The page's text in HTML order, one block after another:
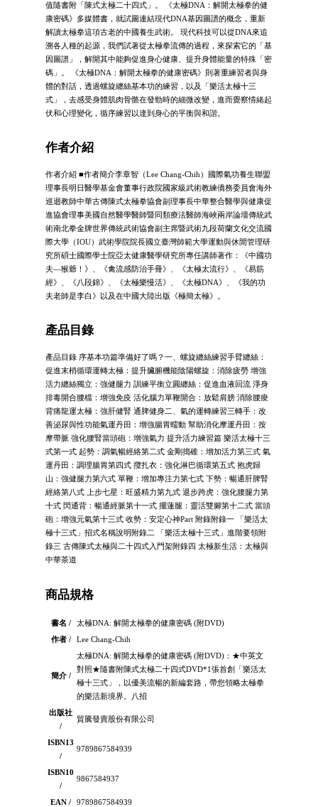
值隨書附「陳式太極二十四式」。 《太極DNA：解開太極拳的健
康密碼》多媒體書，就試圖連結現代DNA基因圖譜的概念，重新
解讀太極拳這項古老的中國養生武術。 現代科技可以從DNA來追
溯各人種的起源，我們試著從太極拳流傳的過程，來探索它的「基
因圖譜」，解開其中能夠促進身心健康、提升身體能量的特殊「密
碼」。 《太極DNA：解開太極拳的健康密碼》則著重練習者與身
體的對話，透過螺旋纏絲基本功的練習，以及「樂活太極十三
式」，去感受身體肌肉骨骼在發勁時的細微改變，進而覺察情緒起
伏和心理變化，循序練習以達到身心的平衡與和諧。
作者介紹
作者介紹 ■作者簡介李章智（Lee Chang-Chih）國際氣功養生聯盟
理事長明日醫學基金會董事行政院國家級武術教練僑務委員會海外
巡迴教師中華古傳陳式太極拳協會副理事長中華整合醫學與健康促
進協會理事美國自然醫學醫師暨同類療法醫師海峽兩岸論壇傳統武
術南北拳金牌世界傳統武術協會副主席暨武術九段荷蘭文化交流國
際大學（IOU）武術學院院長國立臺灣師範大學運動與休閒管理研
究所碩士國際學士院亞太健康醫學研究所專任講師著作：《中國功
夫—猴爺！》、《禽流感防治手冊》、《太極太流行》、《易筋
經》、《八段錦》、《太極樂慢活》、《太極DNA》、《我的功
夫老師是李白》以及在中國大陸出版《極簡太極》。
產品目錄
產品目錄 序基本功篇準備好了嗎？一、螺旋纏絲練習手臂纏絲：
促進末梢循環運轉太極：提升臟腑機能陰陽螺旋：消除疲勞 增強
活力纏絲獨立：強健腿力 訓練平衡立圓纏絲：促進血液回流 淨身
排毒開合腰檔：增強免疫 活化腦力單鞭開合：放鬆肩膀 消除腰痠
背痛龍運太極：強肝健腎 通脾健身二、氣的運轉練習三轉手：改
善泌尿與性功能氣運丹田：增強腸胃蠕動 幫助消化摩運丹田：按
摩帶脈 強化腰腎當頭砲：增強氣力 提升活力練習篇 樂活太極十三
式第一式 起勢：調氣暢經絡第二式 金剛搗碓：增加活力第三式 氣
運丹田：調理腸胃第四式 攬扎衣：強化淋巴循環第五式 抱虎歸
山：強健腿力第六式 單鞭：增加專注力第七式 下勢：暢通肝脾腎
經絡第八式 上步七星：旺盛精力第九式 退步跨虎：強化腰腿力第
十式 閃通背：暢通經脈第十一式 擺蓮腿：靈活雙腳第十二式 當頭
砲：增強元氣第十三式 收勢：安定心神Part 附錄附錄一 「樂活太
極十三式」招式名稱說明附錄二 「樂活太極十三式」進階要領附
錄三 古傳陳式太極與二十四式入門架附錄四 太極新生活：太極與
中華茶道
商品規格
書名 /
太極DNA: 解開太極拳的健康密碼 (附DVD)
作者 /
Lee Chang-Chih
簡介 /
太極DNA: 解開太極拳的健康密碼 (附DVD)：★中英文
對照★隨書附陳式太極二十四式DVD*1張首創「樂活太
極十三式」，以優美流暢的新編套路，帶您領略太極拳
的樂活新境界。八招
出版社
/
貿騰發賣股份有限公司
ISBN13
/
9789867584939
ISBN10
/
9867584937
EAN / 9789867584939